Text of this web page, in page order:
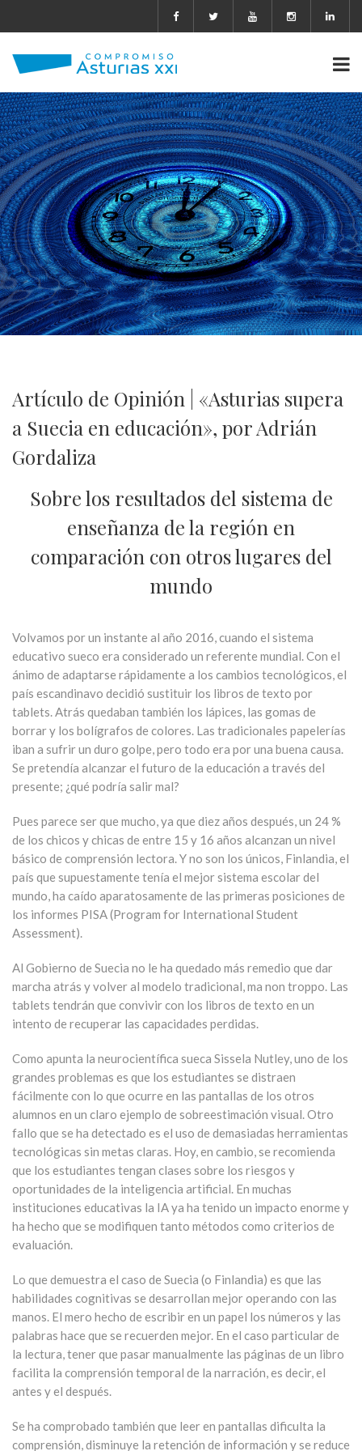
Artículo de Opinión | «Asturias supera
a Suecia en educación», por Adrián
Gordaliza
Sobre los resultados del sistema de
enseñanza de la región en
comparación con otros lugares del
mundo
Volvamos por un instante al año 2016, cuando el sistema
educativo sueco era considerado un referente mundial. Con el
ánimo de adaptarse rápidamente a los cambios tecnológicos, el
país escandinavo decidió sustituir los libros de texto por
tablets. Atrás quedaban también los lápices, las gomas de
borrar y los bolígrafos de colores. Las tradicionales papelerías
iban a sufrir un duro golpe, pero todo era por una buena causa.
Se pretendía alcanzar el futuro de la educación a través del
presente; ¿qué podría salir mal?
Pues parece ser que mucho, ya que diez años después, un 24 %
de los chicos y chicas de entre 15 y 16 años alcanzan un nivel
básico de comprensión lectora. Y no son los únicos, Finlandia, el
país que supuestamente tenía el mejor sistema escolar del
mundo, ha caído aparatosamente de las primeras posiciones de
los informes PISA (Program for International Student
Assessment).
Al Gobierno de Suecia no le ha quedado más remedio que dar
marcha atrás y volver al modelo tradicional, ma non troppo. Las
tablets tendrán que convivir con los libros de texto en un
intento de recuperar las capacidades perdidas.
Como apunta la neurocientífica sueca Sissela Nutley, uno de los
grandes problemas es que los estudiantes se distraen
fácilmente con lo que ocurre en las pantallas de los otros
alumnos en un claro ejemplo de sobreestimación visual. Otro
fallo que se ha detectado es el uso de demasiadas herramientas
tecnológicas sin metas claras. Hoy, en cambio, se recomienda
que los estudiantes tengan clases sobre los riesgos y
oportunidades de la inteligencia artificial. En muchas
instituciones educativas la IA ya ha tenido un impacto enorme y
ha hecho que se modifiquen tanto métodos como criterios de
evaluación.
Lo que demuestra el caso de Suecia (o Finlandia) es que las
habilidades cognitivas se desarrollan mejor operando con las
manos. El mero hecho de escribir en un papel los números y las
palabras hace que se recuerden mejor. En el caso particular de
la lectura, tener que pasar manualmente las páginas de un libro
facilita la comprensión temporal de la narración, es decir, el
antes y el después.
Se ha comprobado también que leer en pantallas dificulta la
comprensión, disminuye la retención de información y se reduce